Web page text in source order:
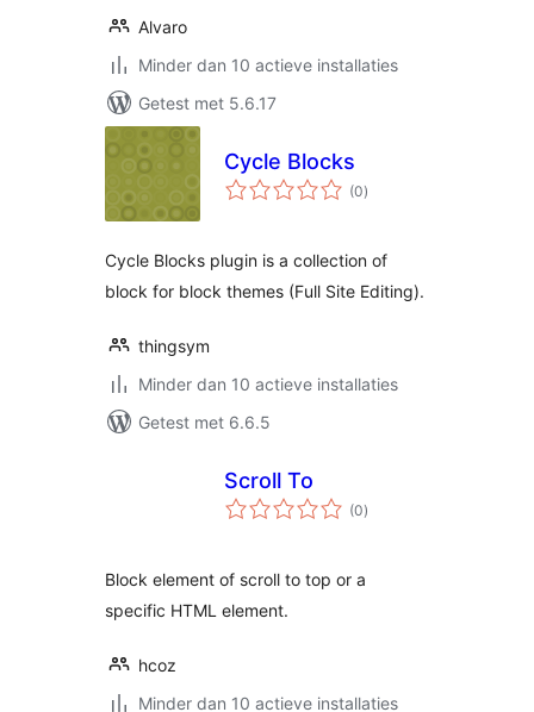
Alvaro
Minder dan 10 actieve installaties
Getest met 5.6.17
Cycle Blocks
(0totaal
waarderingen
)
Cycle Blocks plugin is a collection of
block for block themes (Full Site Editing).
thingsym
Minder dan 10 actieve installaties
Getest met 6.6.5
Scroll To
(0totaal
waarderingen
)
Block element of scroll to top or a
specific HTML element.
hcoz
Minder dan 10 actieve installaties